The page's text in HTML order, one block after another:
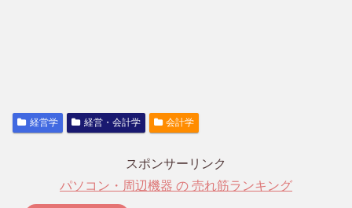
経営学 経営・会計学 会計学
スポンサーリンク
パソコン・周辺機器 の 売れ筋ランキング